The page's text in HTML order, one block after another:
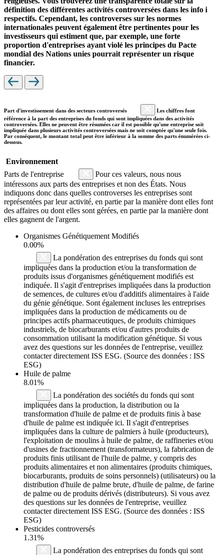
définition des différentes activités controversées dans les info i
respectifs. Cependant, les controverses sur les normes
internationales peuvent également être pertinentes pour les
investisseurs qui estiment que, par exemple, une forte
proportion d'entreprises ayant violé les principes du Pacte
mondial des Nations unies pourrait représenter un risque
financier.
Part d'investissement dans des secteurs controversés
Les chiffres font
référence à la part des entreprises du fonds qui sont impliquées dans des activités
controversées. Elles ne peuvent être résumées car il est possible qu'une entreprise soit
impliquée dans plusieurs activités controversées mais ne soit comptée qu'une seule fois.
Par conséquent, le montant total peut être inférieur à la somme des parts énumérées ci-
dessous.
Environnement
Parts de l'entreprise
Pour ces valeurs, nous nous
intéressons aux parts des entreprises et non des États. Nous
indiquons donc dans quelles controverses les entreprises sont
représentées par leur activité, en partie par la manière dont elles font
des affaires ou dont elles sont gérées, en partie par la manière dont
elles gagnent de l'argent.
Organismes Génétiquement Modifiés
0.00%
La pondération des entreprises du fonds qui sont
impliquées dans la production et/ou la transformation de
produits issus d'organismes génétiquement modifiés est
indiquée. Il s'agit d'entreprises impliquées dans la production
de semences, de cultures et/ou d'additifs alimentaires à l'aide
du génie génétique. Sont également incluses les entreprises
impliquées dans la production de médicaments ou de
principes actifs pharmaceutiques, de produits chimiques
industriels, de biocarburants et/ou d'autres produits de
consommation utilisant la modification génétique. Si vous
avez des questions sur les données de l'entreprise, veuillez
contacter directement ISS ESG. (Source des données : ISS
ESG)
Huile de palme
8.01%
La pondération des sociétés du fonds qui sont
impliquées dans la production, la distribution ou la
transformation d'huile de palme et de produits finis à base
d'huile de palme est indiquée ici. Il s'agit d'entreprises
impliquées dans la culture de palmiers à huile (producteurs),
l'exploitation de moulins à huile de palme, de raffineries et/ou
d'usines de fractionnement (transformateurs), la fabrication de
produits finis utilisant de l'huile de palme, y compris des
produits alimentaires et non alimentaires (produits chimiques,
biocarburants, produits de soins personnels) (utilisateurs) ou la
distribution d'huile de palme brute, d'huile de palme, de farine
de palme ou de produits dérivés (distributeurs). Si vous avez
des questions sur les données de l'entreprise, veuillez
contacter directement ISS ESG. (Source des données : ISS
ESG)
Pesticides controversés
1.31%
La pondération des entreprises du fonds qui sont